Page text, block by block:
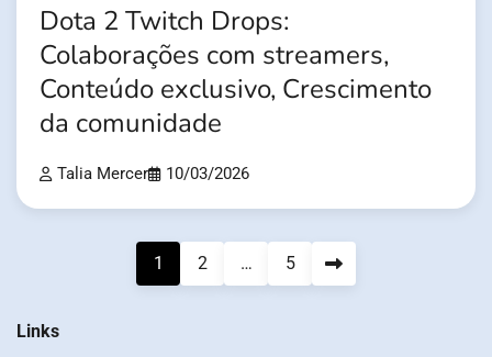
Dota 2 Twitch Drops:
Colaborações com streamers,
Conteúdo exclusivo, Crescimento
da comunidade
Talia Mercer 10/03/2026
1 2 … 5
Links